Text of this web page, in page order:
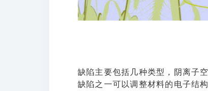
缺陷主要包括几种类型，阴离子
缺陷之一可以调整材料的电子结